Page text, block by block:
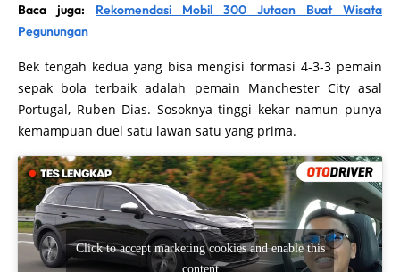
Baca juga: Rekomendasi Mobil 300 Jutaan Buat Wisata
Pegunungan
Bek tengah kedua yang bisa mengisi formasi 4-3-3 pemain
sepak bola terbaik adalah pemain Manchester City asal
Portugal, Ruben Dias. Sosoknya tinggi kekar namun punya
kemampuan duel satu lawan satu yang prima.
Click to accept marketing cookies and enable this
content